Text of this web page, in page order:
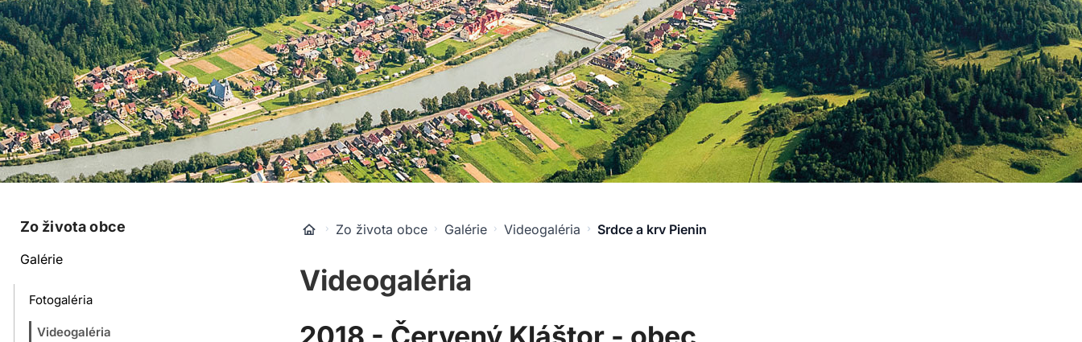
Zo života obce
Galérie
Fotogaléria
Videogaléria
Zo života obce Galérie Videogaléria Srdce a krv Pienin
Videogaléria